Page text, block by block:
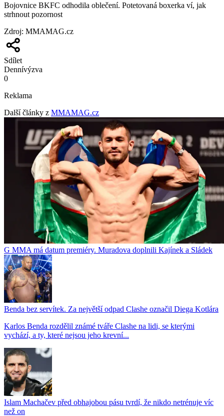
Bojovnice BKFC odhodila oblečení. Potetovaná boxerka ví, jak
strhnout pozornost
Zdroj: MMAMAG.cz
Sdílet
Dennívýzva
0
Reklama
Další články z MMAMAG.cz
G MMA má datum premiéry. Muradova doplnili Kajínek a Sládek
Benda bez servítek. Za největší odpad Clashe označil Diega Kotlára
Karlos Benda rozdělil známé tváře Clashe na lidi, se kterými
vychází, a ty, které nejsou jeho krevní...
Islam Machačev před obhajobou pásu tvrdí, že nikdo netrénuje víc
než on